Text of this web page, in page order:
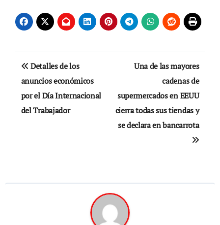
Navegación
de
entradas
Detalles de los
anuncios económicos
por el Día Internacional
del Trabajador
Una de las mayores
cadenas de
supermercados en EEUU
cierra todas sus tiendas y
se declara en bancarrota